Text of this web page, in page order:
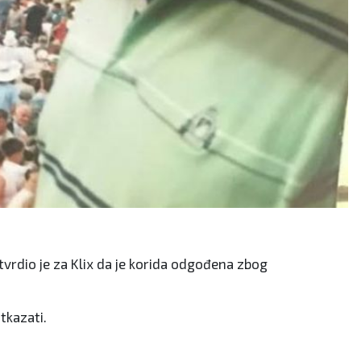
je za Klix da je korida odgođena zbog